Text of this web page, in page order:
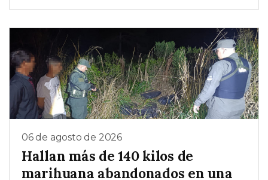
06 de agosto de 2026
Hallan más de 140 kilos de
marihuana abandonados en una